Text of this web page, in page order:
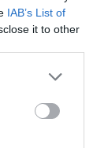
IAB’s List of
it to other
more Google
may click to
tags to
below Google